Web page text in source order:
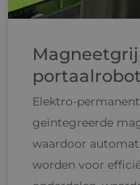
Elektro-
geïntegreerde
waardoor
worden voor